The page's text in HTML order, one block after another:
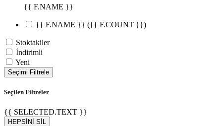
{{ F.NAME }}
{{ F.NAME }} ({{ F.COUNT }})
Stoktakiler
İndirimli
Yeni
Seçimi Filtrele
Seçilen Filtreler
{{ SELECTED.TEXT }}
HEPSİNİ SİL